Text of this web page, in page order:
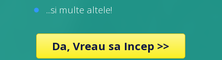
...si multe altele!
Da, Vreau sa Incep >>